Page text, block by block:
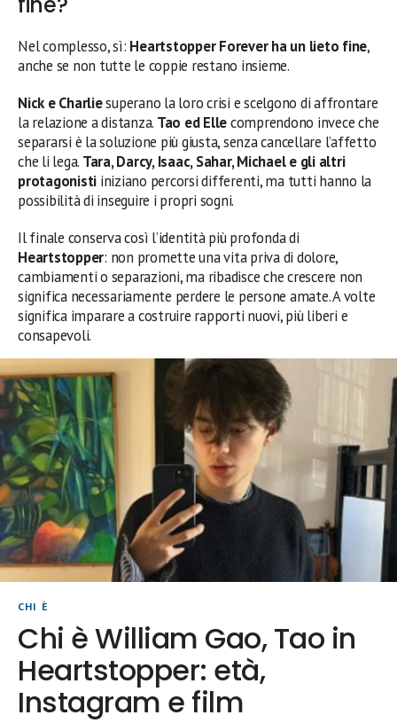
Nel complesso, sì: Heartstopper Forever ha un lieto fine,
anche se non tutte le coppie restano insieme.
Nick e Charliesuperano la loro crisi e scelgono di affrontare
la relazione a distanza. Tao ed Ellecomprendono invece che
separarsi è la soluzione più giusta, senza cancellare l’affetto
che li lega. Tara, Darcy, Isaac, Sahar, Michael e gli altri
protagonisti iniziano percorsi differenti, ma tutti hanno la
possibilità di inseguire i propri sogni.
Il finale conserva così l’identità più profonda di
Heartstopper: non promette una vita priva di dolore,
cambiamenti o separazioni, ma ribadisce che crescere non
significa necessariamente perdere le persone amate. A volte
significa imparare a costruire rapporti nuovi, più liberi e
consapevoli.
CHI È
Chi è William Gao, Tao in
Heartstopper: età,
Instagram e film